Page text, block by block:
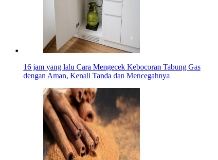
16 jam yang lalu Cara Mengecek Kebocoran Tabung Gas
dengan Aman, Kenali Tanda dan Mencegahnya